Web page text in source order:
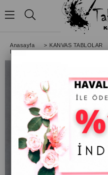
Anasayfa > KANVAS TABLOLAR
Mavimsi Kelebekli Kanvas Tablo